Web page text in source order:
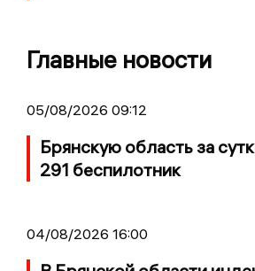
Главные новости
05/08/2026 09:12
Брянскую область за
291 беспилотник
04/08/2026 16:00